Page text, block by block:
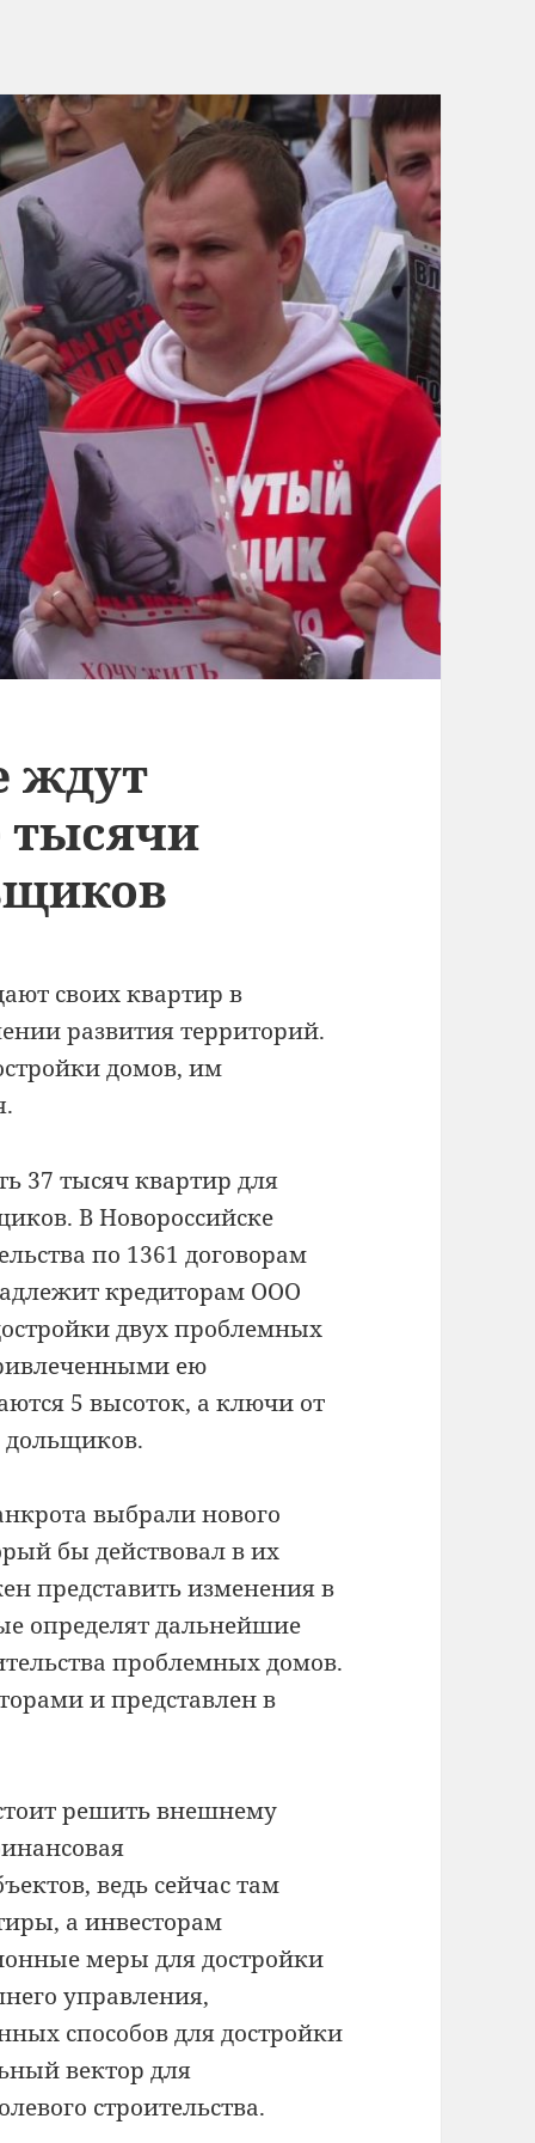
ждут
тысячи
своих квартир в
развития территорий.
домов, им
37 тысяч квартир для
В Новороссийске
по 1361 договорам
кредиторам ООО
двух проблемных
ею
5 высоток, а ключи от
дольщиков.
выбрали нового
бы действовал в их
представить изменения в
определят дальнейшие
проблемных домов.
и представлен в
решить внешнему
ведь сейчас там
а инвесторам
меры для достройки
управления,
способов для достройки
вектор для
строительства.